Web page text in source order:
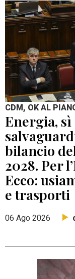
CDM, OK AL
Energia,
bilancio
2028. Per
Ecco:
e trasporti
06 Ago 2026